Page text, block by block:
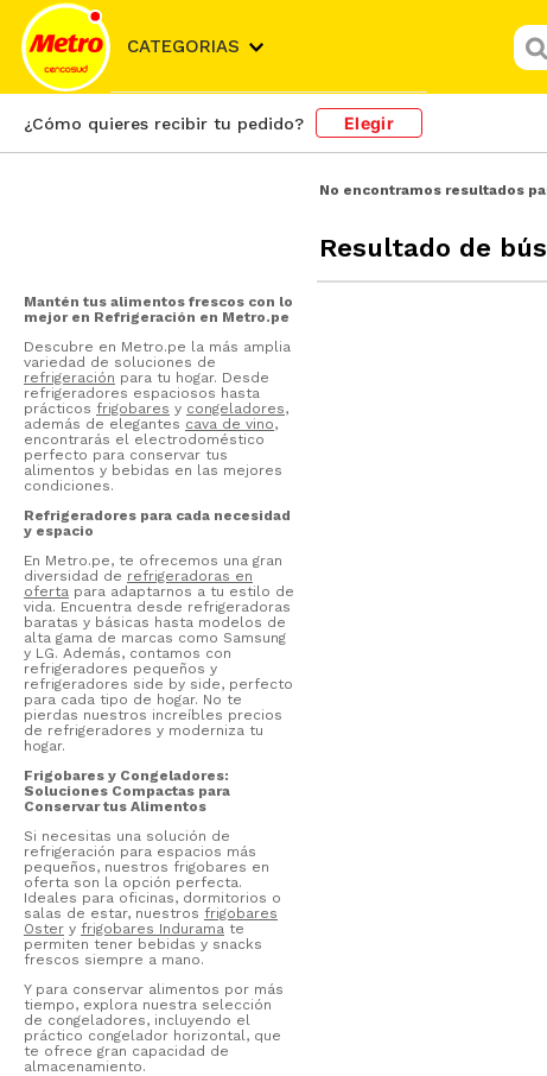
CATEGORIAS
¿Cómo quieres recibir tu pedido? Elegir
No encontramos resultados
Resultado de
Mantén tus alimentos frescos con lo
mejor en Refrigeración en Metro.pe
Descubre en Metro.pe la más amplia
variedad de soluciones de
refrigeración para tu hogar. Desde
refrigeradores espaciosos hasta
prácticos frigobares y congeladores,
además de elegantes cava de vino,
encontrarás el electrodoméstico
perfecto para conservar tus
alimentos y bebidas en las mejores
condiciones.
Refrigeradores para cada necesidad
y espacio
En Metro.pe, te ofrecemos una gran
diversidad de refrigeradoras en
oferta para adaptarnos a tu estilo de
vida. Encuentra desde refrigeradoras
baratas y básicas hasta modelos de
alta gama de marcas como Samsung
y LG. Además, contamos con
refrigeradores pequeños y
refrigeradores side by side, perfecto
para cada tipo de hogar. No te
pierdas nuestros increíbles precios
de refrigeradores y moderniza tu
hogar.
Frigobares y Congeladores:
Soluciones Compactas para
Conservar tus Alimentos
Si necesitas una solución de
refrigeración para espacios más
pequeños, nuestros frigobares en
oferta son la opción perfecta.
Ideales para oficinas, dormitorios o
salas de estar, nuestros frigobares
Oster y frigobares Indurama te
permiten tener bebidas y snacks
frescos siempre a mano.
Y para conservar alimentos por más
tiempo, explora nuestra selección
de congeladores, incluyendo el
práctico congelador horizontal, que
te ofrece gran capacidad de
almacenamiento.